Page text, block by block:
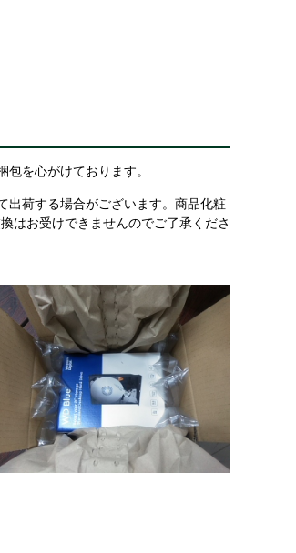
を心がけております。
出荷する場合がございます。商品化粧
はお受けできませんのでご了承くださ